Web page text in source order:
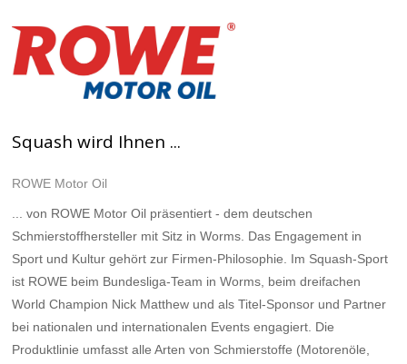
Squash wird Ihnen ...
ROWE Motor Oil
... von ROWE Motor Oil präsentiert - dem deutschen
Schmierstoffhersteller mit Sitz in Worms. Das Engagement in
Sport und Kultur gehört zur Firmen-Philosophie. Im Squash-Sport
ist ROWE beim Bundesliga-Team in Worms, beim dreifachen
World Champion Nick Matthew und als Titel-Sponsor und Partner
bei nationalen und internationalen Events engagiert. Die
Produktlinie umfasst alle Arten von Schmierstoffe (Motorenöle,